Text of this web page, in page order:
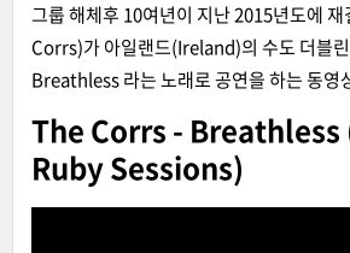
그룹 해체후 10여년이 지난 2015년도에
Corrs)가 아일랜드(Ireland)의 수도 더블
Breathless 라는 노래로 공연을 하는 동영
The Corrs -
Ruby Sessions)